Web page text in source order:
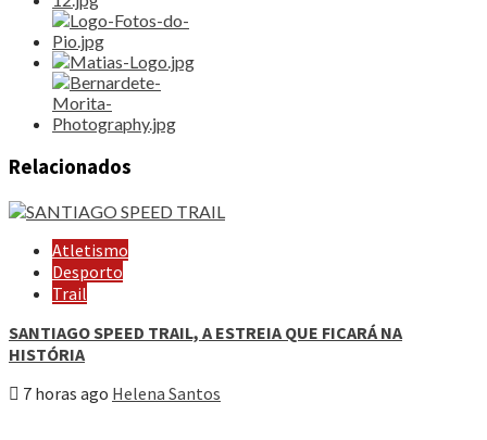
Relacionados
Atletismo
Desporto
Trail
SANTIAGO SPEED TRAIL, A ESTREIA QUE FICARÁ NA
HISTÓRIA
7 horas ago Helena Santos